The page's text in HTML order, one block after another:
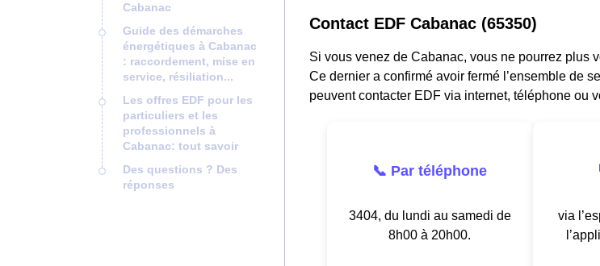
Cabanac
Guide des démarches
énergétiques à Cabanac
: raccordement, mise en
service, résiliation...
Les offres EDF pour les
particuliers et les
professionnels à
Cabanac: tout savoir
Des questions ? Des
réponses
Contact EDF Cabanac (65350)
Si vous venez de Cabanac, vous ne pourrez plus
Ce dernier a confirmé avoir fermé l’ensemble de
peuvent contacter EDF via internet, téléphone ou
📞 Par téléphone
3404, du lundi au samedi de
8h00 à 20h00.
via